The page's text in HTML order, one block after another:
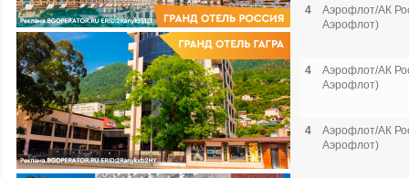
4
Аэрофлот/АК
Аэрофлот)
4
Аэрофлот/АК
Аэрофлот)
4
Аэрофлот/АК
Аэрофлот)